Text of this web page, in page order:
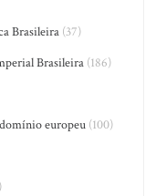
Brasileira (37)
Brasileira (186)
europeu(100)